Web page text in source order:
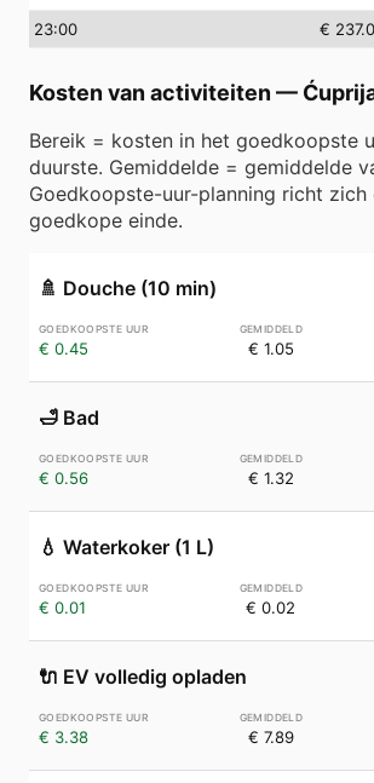
23:00 €
Kosten van activiteiten —
Bereik = kosten in het goedkoopste
duurste. Gemiddelde = gemiddelde
Goedkoopste-uur-planning richt zich
goedkope einde.
🚿 Douche (10 min)
€ 0.45 € 1.05
🛁 Bad
€ 0.56 € 1.32
💧 Waterkoker (1 L)
€ 0.01 € 0.02
🔌 EV volledig opladen
€ 3.38 € 7.89